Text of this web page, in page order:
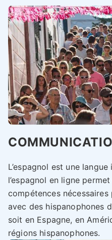
L’espagnol est une
l’espagnol en ligne permet
compétences
avec des hispanophones
soit en Espagne, en
régions hispanophones.